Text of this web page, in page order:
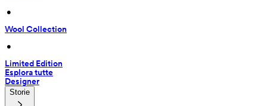
•
Wool Collection
•
Limited Edition
Esplora tutte
Designer
Storie